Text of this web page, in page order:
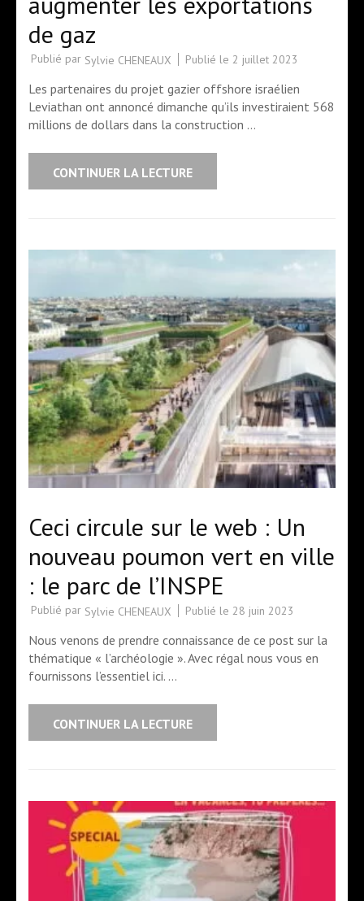
de gaz
Publié par Sylvie CHENEAUX Publié le 2 juillet 2023
Les partenaires du projet gazier offshore israélien
Leviathan ont annoncé dimanche qu’ils investiraient 568
millions de dollars dans la construction …
CONTINUER LA LECTURE
Ceci circule sur le web : Un
nouveau poumon vert en ville
: le parc de l’INSPE
Publié par Sylvie CHENEAUX Publié le 28 juin 2023
Nous venons de prendre connaissance de ce post sur la
thématique « l’archéologie ». Avec régal nous vous en
fournissons l’essentiel ici. …
CONTINUER LA LECTURE